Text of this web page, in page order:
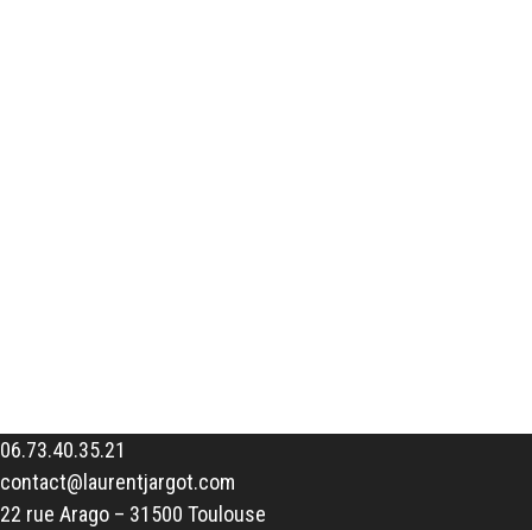
06.73.40.35.21
contact@laurentjargot.com
22 rue Arago – 31500 Toulouse